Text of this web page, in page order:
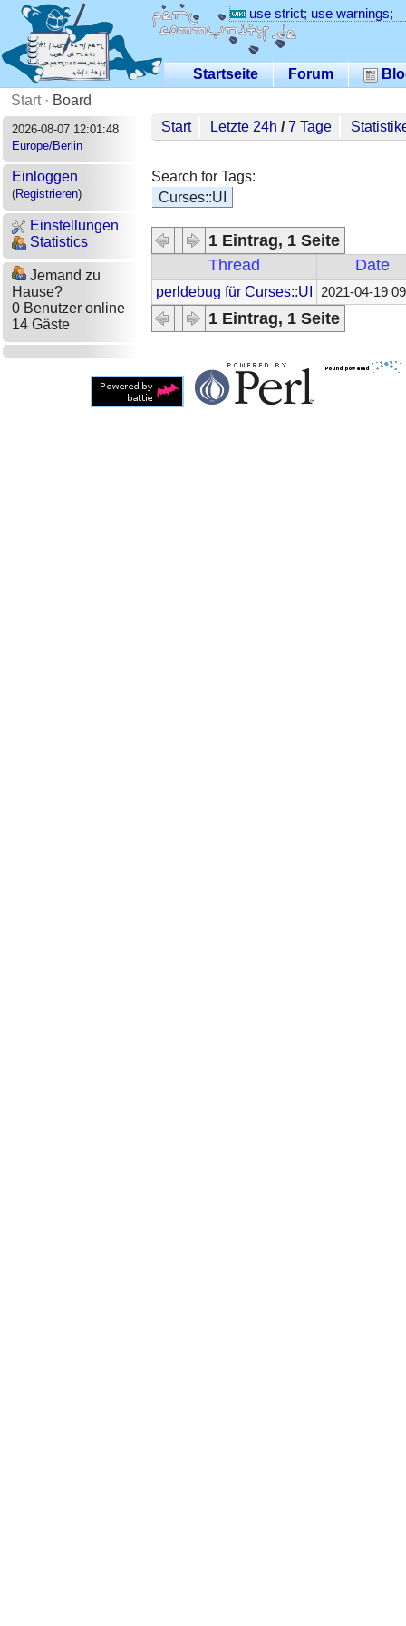
use strict; use warnings;
Startseite Forum
Start· Board
2026-08-07 12:01:48
Europe/Berlin
Einloggen
(Registrieren)
Einstellungen
Statistics
Jemand zu
Hause?
0 Benutzer online
14 Gäste
Start Letzte 24h /7 Tage
Search for Tags:
Curses::UI
1 Eintrag, 1 Seite
Thread Date
perldebug für Curses::UI 2021-04-19
1 Eintrag, 1 Seite